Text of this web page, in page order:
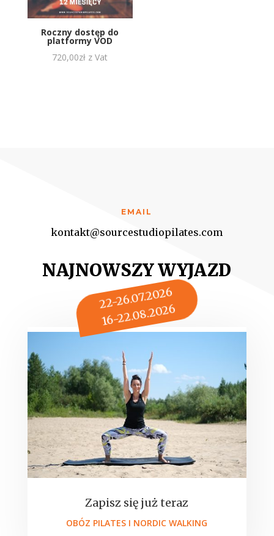
Roczny dostęp do
platformy VOD
720,00zł z Vat
EMAIL
kontakt@sourcestudiopilates.com
NAJNOWSZY WYJAZD
22-26.07.2026
16-22.08.2026
Zapisz się już teraz
OBÓZ PILATES I NORDIC WALKING